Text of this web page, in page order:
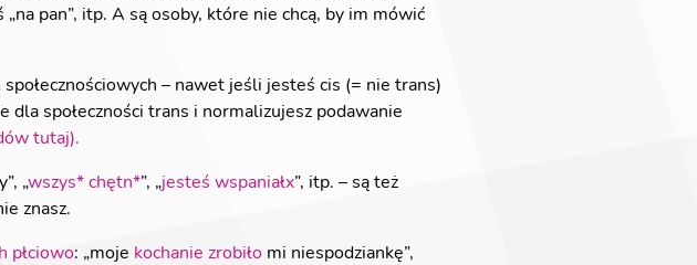
pan”, itp. A są osoby, które nie chcą, by im mówić
– nawet jeśli jesteś cis (= nie trans)
dla społeczności trans i normalizujesz podawanie
tutaj).
„ wszys* chętn*”, „ jesteś wspaniałx”, itp. – są też
znasz.
płciowo: „moje kochanie zrobiło mi niespodziankę”,